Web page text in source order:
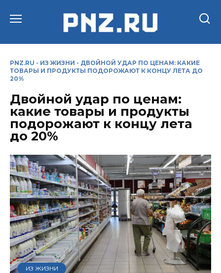
PNZ.RU - ИЗ ЖИЗНИ - ДВОЙНОЙ УДАР ПО ЦЕНАМ: КАКИЕ
ТОВАРЫ И ПРОДУКТЫ ПОДОРОЖАЮТ К КОНЦУ ЛЕТА ДО
20%
Двойной удар по ценам:
какие товары и продукты
подорожают к концу лета
до 20%
ИЗ ЖИЗНИ